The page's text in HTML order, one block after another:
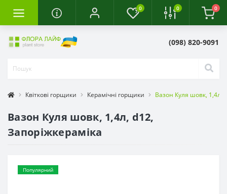
0 0 0
(098) 820-9091
Квіткові горщики Керамічні горщики Вазон Куля шовк, 1,4л,
Вазон Куля шовк, 1,4л, d12,
Запоріжкераміка
Популярний